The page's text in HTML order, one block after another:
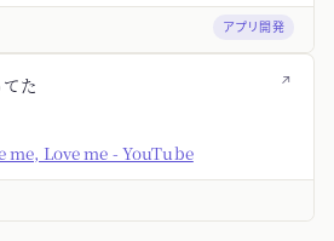
アプリ開発
↗
た
me, Love me - YouTube